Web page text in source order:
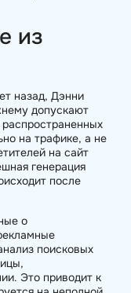
из
назад, Дэнни
допускают
на трафике, а не
на сайт
генерация
после
о
поисковых
Это приводит к